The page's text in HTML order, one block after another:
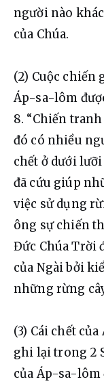
người nào
của Chúa.
(2) Cuộc chiến
Áp-sa-lôm
8. “Chiến
đó có nhiều
chết ở dưới
đã cứu giúp
việc sử dụng
ông sự chiến
Đức Chúa Trời
của Ngài bởi
những rừng
(3) Cái chết
ghi lại trong 2
của Áp-sa-lôm